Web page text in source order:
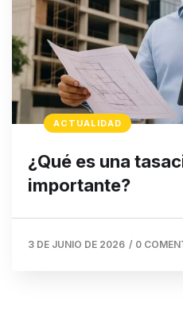
ACTUALIDAD
¿Qué es una
importante?
3 DE JUNIO DE 2026 / 0